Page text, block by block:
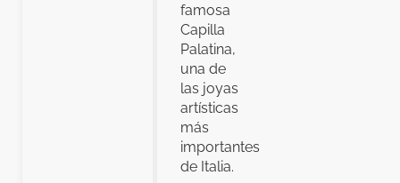
famosa
Capilla
Palatina,
una de
las joyas
artísticas
más
importantes
de Italia.